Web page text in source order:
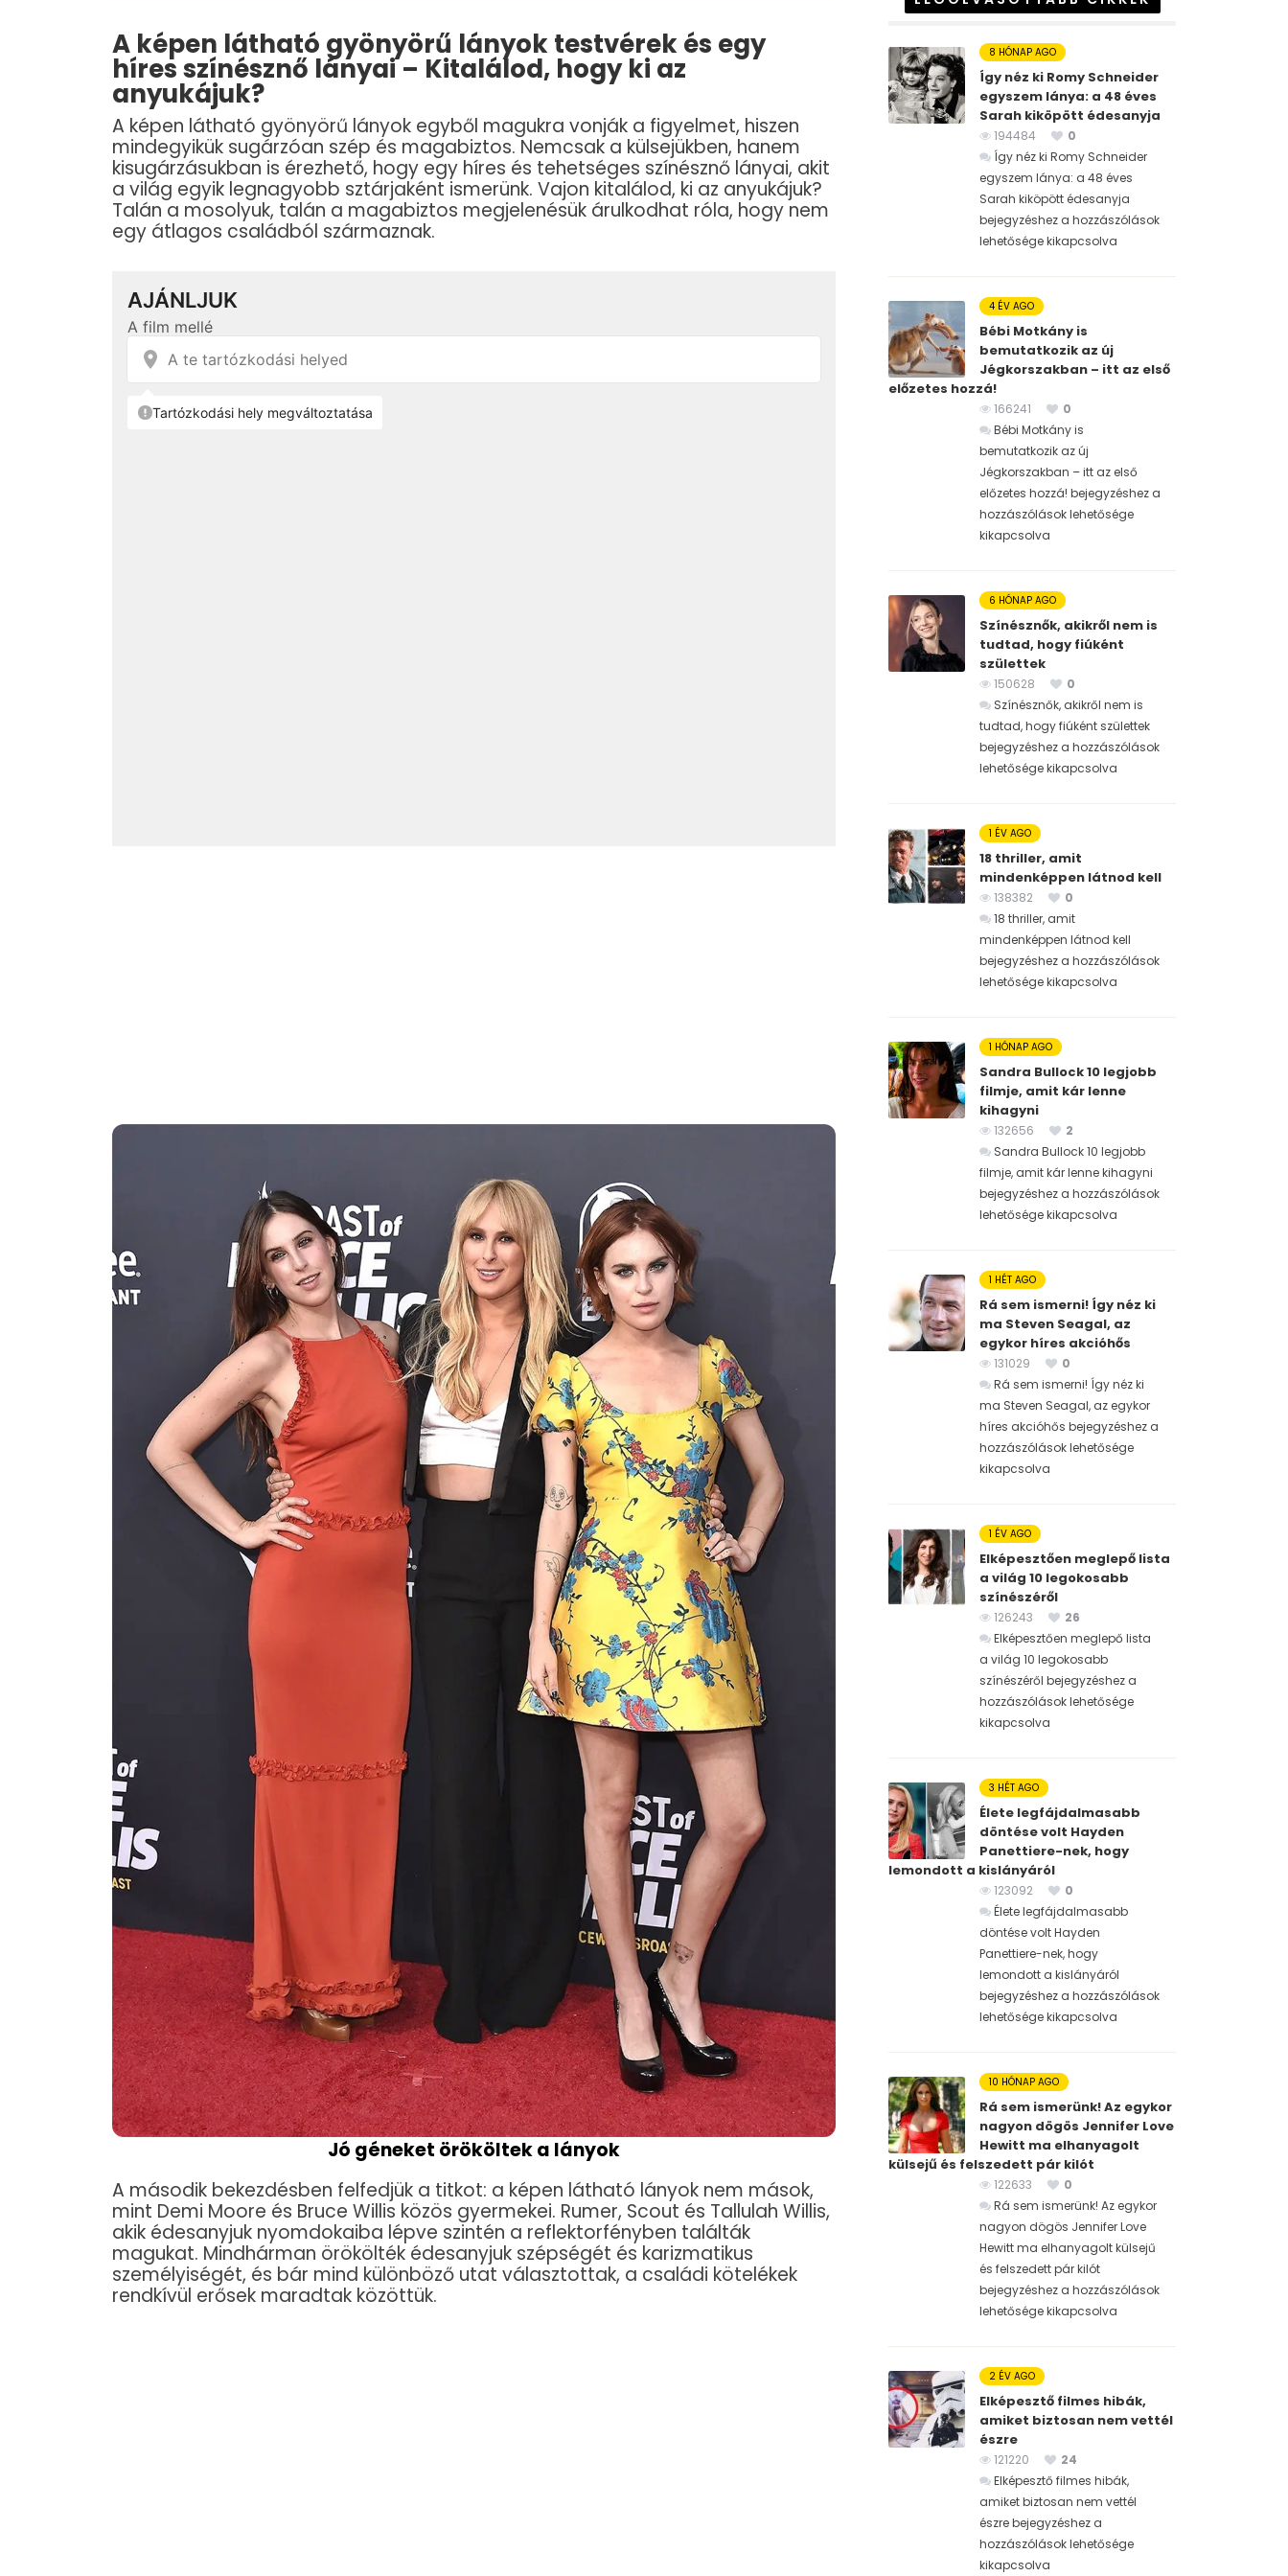
A képen látható gyönyörű lányok testvérek és egy
híres színésznő lányai – Kitalálod, hogy ki az
anyukájuk?
A képen látható gyönyörű lányok egyből magukra vonják a figyelmet, hiszen
mindegyikük sugárzóan szép és magabiztos. Nemcsak a külsejükben, hanem
kisugárzásukban is érezhető, hogy egy híres és tehetséges színésznő lányai, akit
a világ egyik legnagyobb sztárjaként ismerünk. Vajon kitalálod, ki az anyukájuk?
Talán a mosolyuk, talán a magabiztos megjelenésük árulkodhat róla, hogy nem
egy átlagos családból származnak.
Jó géneket örököltek a lányok
A második bekezdésben felfedjük a titkot: a képen látható lányok nem mások,
mint Demi Moore és Bruce Willis közös gyermekei. Rumer, Scout és Tallulah Willis,
akik édesanyjuk nyomdokaiba lépve szintén a reflektorfényben találták
magukat. Mindhárman örökölték édesanyjuk szépségét és karizmatikus
személyiségét, és bár mind különböző utat választottak, a családi kötelékek
rendkívül erősek maradtak közöttük.
8 HÓNAP AGO
Így néz ki Romy Schneider
egyszem lánya: a 48 éves
Sarah kiköpött édesanyja
194484
0
Így néz ki Romy Schneider
egyszem lánya: a 48 éves
Sarah kiköpött édesanyja
bejegyzéshez a hozzászólások
lehetősége kikapcsolva
4 ÉV AGO
Bébi Motkány is
bemutatkozik az új
Jégkorszakban – itt az első
előzetes hozzá!
166241
0
Bébi Motkány is
bemutatkozik az új
Jégkorszakban – itt az első
előzetes hozzá! bejegyzéshez a
hozzászólások lehetősége
kikapcsolva
6 HÓNAP AGO
Színésznők, akikről nem is
tudtad, hogy fiúként
születtek
150628
0
Színésznők, akikről nem is
tudtad, hogy fiúként születtek
bejegyzéshez a hozzászólások
lehetősége kikapcsolva
1 ÉV AGO
18 thriller, amit
mindenképpen látnod kell
138382
0
18 thriller, amit
mindenképpen látnod kell
bejegyzéshez a hozzászólások
lehetősége kikapcsolva
1 HÓNAP AGO
Sandra Bullock 10 legjobb
filmje, amit kár lenne
kihagyni
132656
2
Sandra Bullock 10 legjobb
filmje, amit kár lenne kihagyni
bejegyzéshez a hozzászólások
lehetősége kikapcsolva
1 HÉT AGO
Rá sem ismerni! Így néz ki
ma Steven Seagal, az
egykor híres akcióhős
131029
0
Rá sem ismerni! Így néz ki
ma Steven Seagal, az egykor
híres akcióhős bejegyzéshez a
hozzászólások lehetősége
kikapcsolva
1 ÉV AGO
Elképesztően meglepő lista
a világ 10 legokosabb
színészéről
126243
26
Elképesztően meglepő lista
a világ 10 legokosabb
színészéről bejegyzéshez a
hozzászólások lehetősége
kikapcsolva
3 HÉT AGO
Élete legfájdalmasabb
döntése volt Hayden
Panettiere-nek, hogy
lemondott a kislányáról
123092
0
Élete legfájdalmasabb
döntése volt Hayden
Panettiere-nek, hogy
lemondott a kislányáról
bejegyzéshez a hozzászólások
lehetősége kikapcsolva
10 HÓNAP AGO
Rá sem ismerünk! Az egykor
nagyon dögös Jennifer Love
Hewitt ma elhanyagolt
külsejű és felszedett pár kilót
122633
0
Rá sem ismerünk! Az egykor
nagyon dögös Jennifer Love
Hewitt ma elhanyagolt külsejű
és felszedett pár kilót
bejegyzéshez a hozzászólások
lehetősége kikapcsolva
2 ÉV AGO
Elképesztő filmes hibák,
amiket biztosan nem vettél
észre
121220
24
Elképesztő filmes hibák,
amiket biztosan nem vettél
észre bejegyzéshez a
hozzászólások lehetősége
kikapcsolva